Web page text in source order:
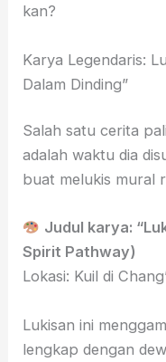
kan?
Karya Legendaris:
Dalam Dinding”
Salah satu cerita
adalah waktu dia
buat melukis mural
Judul karya:
Spirit Pathway)
Lokasi: Kuil di
Lukisan ini
lengkap dengan